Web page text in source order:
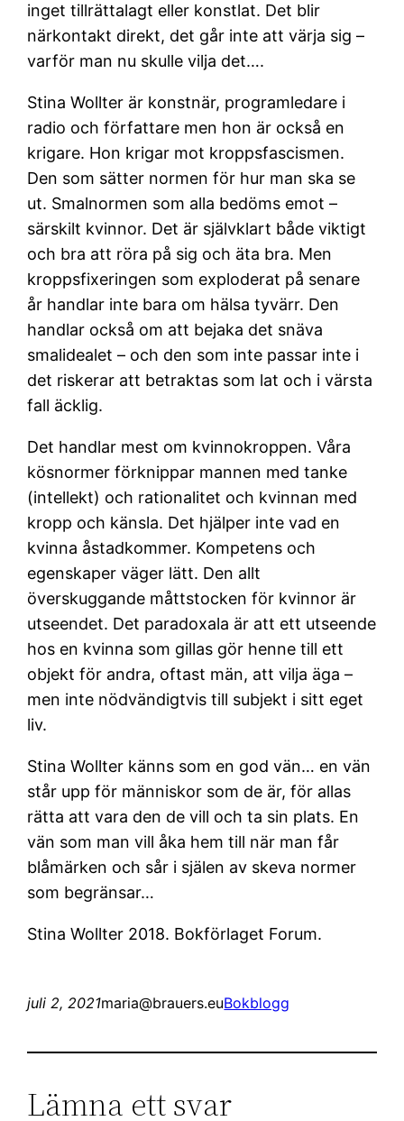
inget tillrättalagt eller konstlat. Det blir
närkontakt direkt, det går inte att värja sig –
varför man nu skulle vilja det….
Stina Wollter är konstnär, programledare i
radio och författare men hon är också en
krigare. Hon krigar mot kroppsfascismen.
Den som sätter normen för hur man ska se
ut. Smalnormen som alla bedöms emot –
särskilt kvinnor. Det är självklart både viktigt
och bra att röra på sig och äta bra. Men
kroppsfixeringen som exploderat på senare
år handlar inte bara om hälsa tyvärr. Den
handlar också om att bejaka det snäva
smalidealet – och den som inte passar inte i
det riskerar att betraktas som lat och i värsta
fall äcklig.
Det handlar mest om kvinnokroppen. Våra
kösnormer förknippar mannen med tanke
(intellekt) och rationalitet och kvinnan med
kropp och känsla. Det hjälper inte vad en
kvinna åstadkommer. Kompetens och
egenskaper väger lätt. Den allt
överskuggande måttstocken för kvinnor är
utseendet. Det paradoxala är att ett utseende
hos en kvinna som gillas gör henne till ett
objekt för andra, oftast män, att vilja äga –
men inte nödvändigtvis till subjekt i sitt eget
liv.
Stina Wollter känns som en god vän… en vän
står upp för människor som de är, för allas
rätta att vara den de vill och ta sin plats. En
vän som man vill åka hem till när man får
blåmärken och sår i själen av skeva normer
som begränsar…
Stina Wollter 2018. Bokförlaget Forum.
juli 2, 2021maria@brauers.euBokblogg
Lämna ett svar